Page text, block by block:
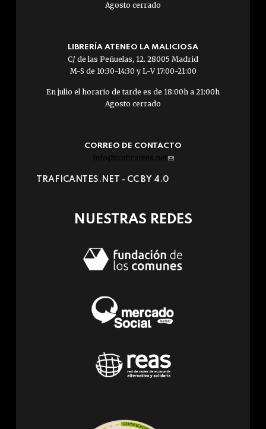
Agosto cerrado
LIBRERÍA ATENEO LA MALICIOSA
C/ de las Peñuelas, 12. 28005 Madrid
M-S de 10:30-14:30 y L-V 17:00-21:00
En julio el horario de tarde es de 18:00h a 21:00h
Agosto cerrado
CORREO DE CONTACTO
info@traficantes.net (link
e-
TRAFICANTES.NET - CC BY 4.0
NUESTRAS REDES